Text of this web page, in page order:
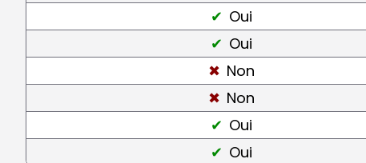
Oui
Oui
Non
Non
Oui
Oui